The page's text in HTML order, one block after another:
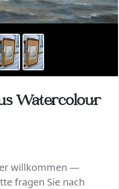
Watercolour
willkommen —
fragen Sie nach